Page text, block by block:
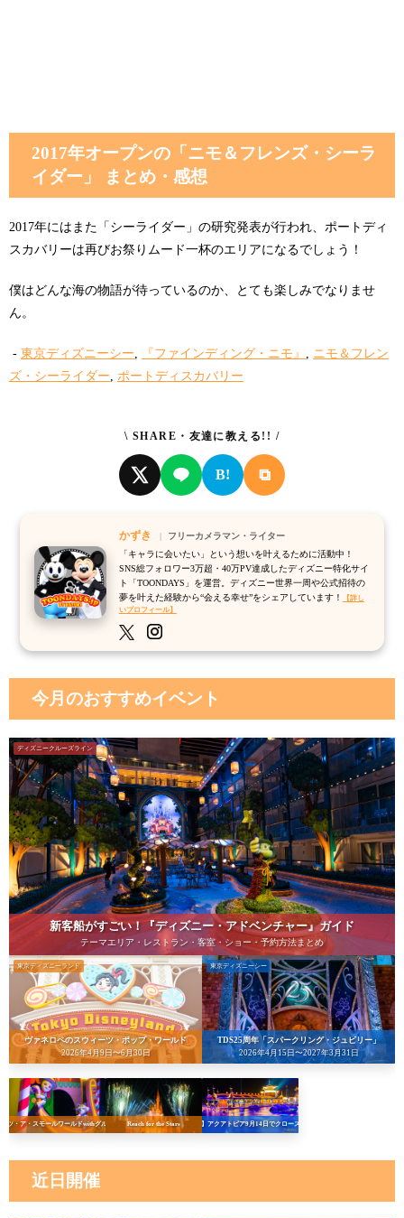
2017年オープンの「ニモ＆フレンズ・シーラ
イダー」 まとめ・感想
2017年にはまた「シーライダー」の研究発表が行われ、ポートディ
スカバリーは再びお祭りムード一杯のエリアになるでしょう！
僕はどんな海の物語が待っているのか、とても楽しみでなりませ
ん。
- 東京ディズニーシー, 『ファインディング・ニモ』 , ニモ＆フレン
ズ・シーライダー, ポートディスカバリー
\ SHARE・友達に教える!! /
B! ⧉
かずき
フリーカメラマン・ライター
「キャラに会いたい」という想いを叶えるために活動中！
SNS総フォロワー3万超・40万PV達成したディズニー特化サイ
ト「TOONDAYS」を運営。ディズニー世界一周や公式招待の
夢を叶えた経験から“会える幸せ”をシェアしています！
【詳し
いプロフィール】
今月のおすすめイベント
ディズニークルーズライン
新客船がすごい！『ディズニー・アドベンチャー』ガイド
テーマエリア・レストラン・客室・ショー・予約方法まとめ
東京ディズニーランド
ヴァネロペのスウィーツ・ポップ・ワールド
2026年4月9日〜6月30日
東京ディズニーシー
TDS25周年「スパークリング・ジュビリー」
2026年4月15日〜2027年3月31日
ッツ・ア・スモールワールドwithグルート Reach for the Stars 【悲報】アクアトピア9月14日でクローズへ…！
近日開催